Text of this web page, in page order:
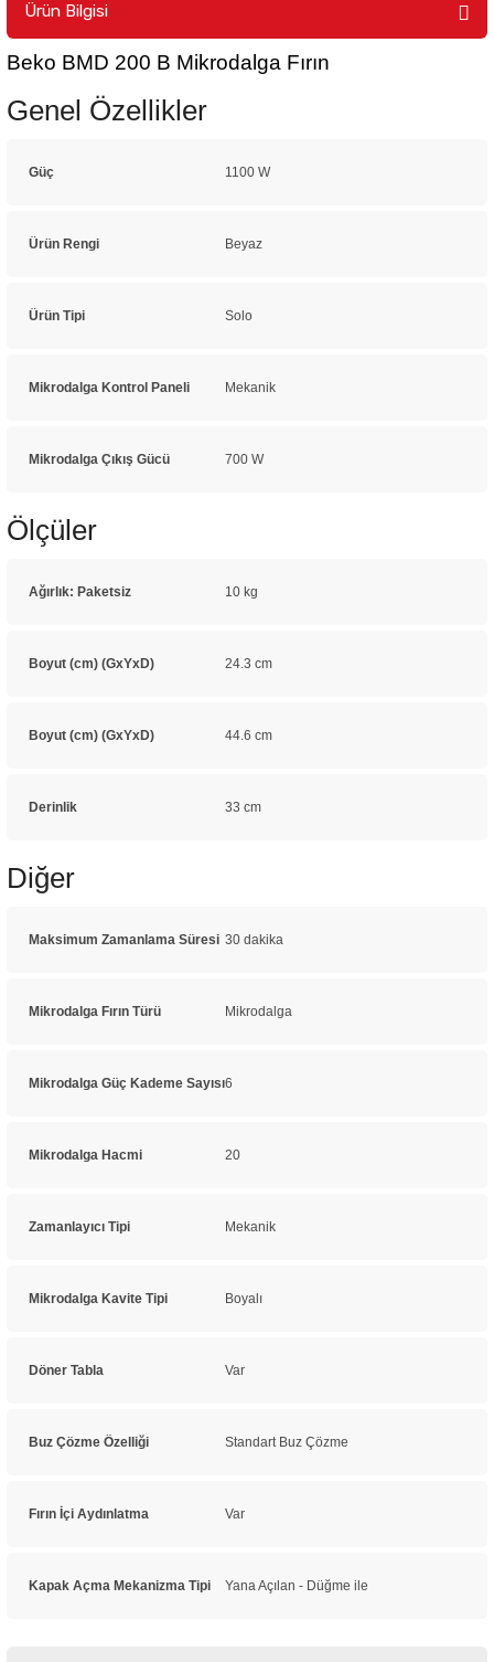
Ürün Bilgisi
Beko BMD 200 B Mikrodalga Fırın
Genel Özellikler
Güç 1100 W
Ürün Rengi Beyaz
Ürün Tipi Solo
Mikrodalga Kontrol Paneli Mekanik
Mikrodalga Çıkış Gücü 700 W
Ölçüler
Ağırlık: Paketsiz 10 kg
Boyut (cm) (GxYxD) 24.3 cm
Boyut (cm) (GxYxD) 44.6 cm
Derinlik 33 cm
Diğer
Maksimum Zamanlama Süresi 30 dakika
Mikrodalga Fırın Türü Mikrodalga
Mikrodalga Güç Kademe Sayısı6
Mikrodalga Hacmi 20
Zamanlayıcı Tipi Mekanik
Mikrodalga Kavite Tipi Boyalı
Döner Tabla Var
Buz Çözme Özelliği Standart Buz Çözme
Fırın İçi Aydınlatma Var
Kapak Açma Mekanizma Tipi Yana Açılan - Düğme ile